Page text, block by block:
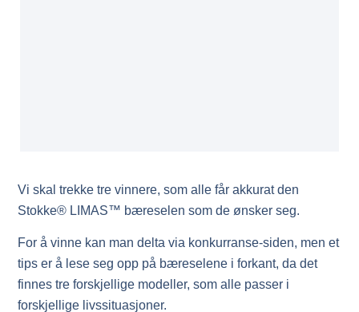
Vi skal trekke tre vinnere, som alle får akkurat den
Stokke® LIMAS™ bæreselen som de ønsker seg.
For å vinne kan man delta via konkurranse-siden, men et
tips er å lese seg opp på bæreselene i forkant, da det
finnes tre forskjellige modeller, som alle passer i
forskjellige livssituasjoner.